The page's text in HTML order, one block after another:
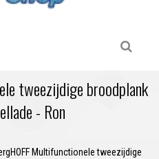
tweezijdige broodplank
- Ron
Multifunctionele tweezijdige